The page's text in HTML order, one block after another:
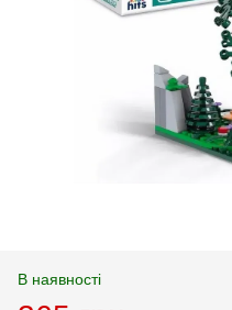
В наявності